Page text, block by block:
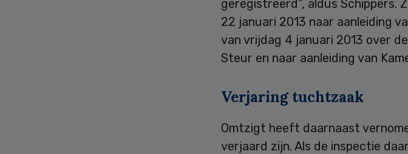
geregistreerd”, aldus Schippers.
22 januari 2013 naar aanleiding
van vrijdag 4 januari 2013 over
Steur en naar aanleiding van
Verjaring tuchtzaak
Omtzigt heeft daarnaast
verjaard zijn. Als de inspectie